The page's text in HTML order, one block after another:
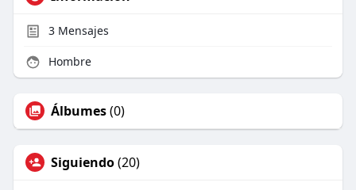
3Mensajes
Hombre
Álbumes(0)
Siguiendo(20)